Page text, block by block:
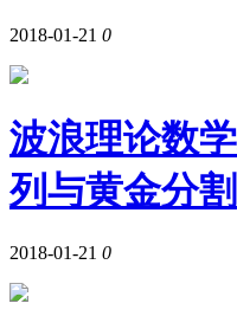
2018-01-21 0
波浪理论数
列与黄金分割
2018-01-21 0